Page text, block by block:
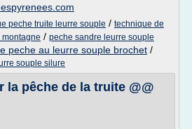
peche truite leurre souple / technique de
/ peche sandre leurre souple
peche au leurre souple brochet /
souple silure
la pêche de la truite @@